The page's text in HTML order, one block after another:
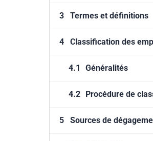
3 Termes et définitions
4 Classification des
4.1 Généralités
4.2 Procédure de
5 Sources de